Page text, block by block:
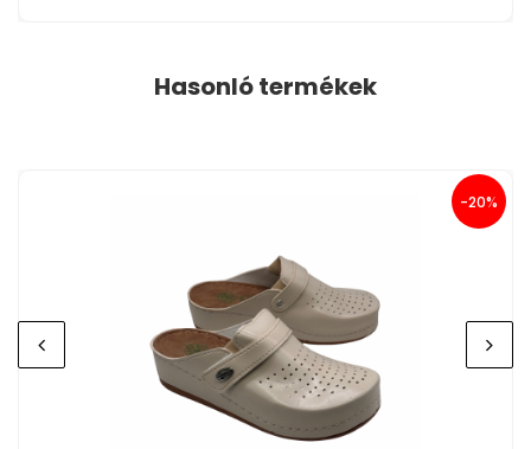
Hasonló termékek
-20%